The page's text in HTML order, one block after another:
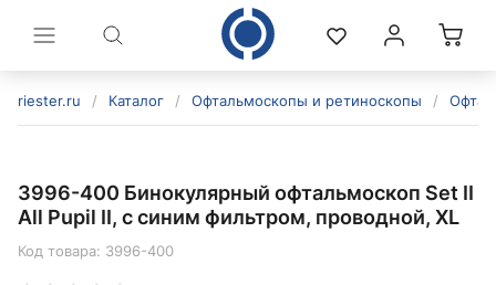
riester.ru / Каталог / Офтальмоскопы и ретиноскопы /
3996-400 Бинокулярный офтальмоскоп Set II
All Pupil II, с синим фильтром, проводной, XL
Код товара: 3996-400